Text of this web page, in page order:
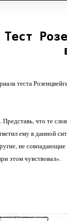
Тест
теста
что те
ему в данной
не
этом чувствовал».